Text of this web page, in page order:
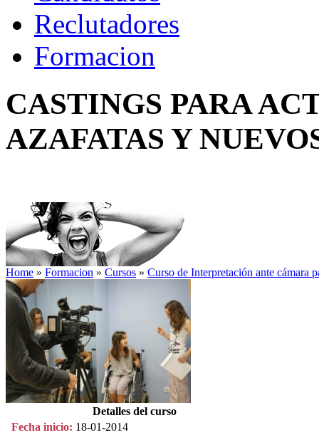
Reclutadores
Formacion
CASTINGS PARA
AZAFATAS Y
Home » Formacion » Cursos » Curso de Interpretación ante cámara
Detalles del curso
Fecha inicio: 18-01-2014